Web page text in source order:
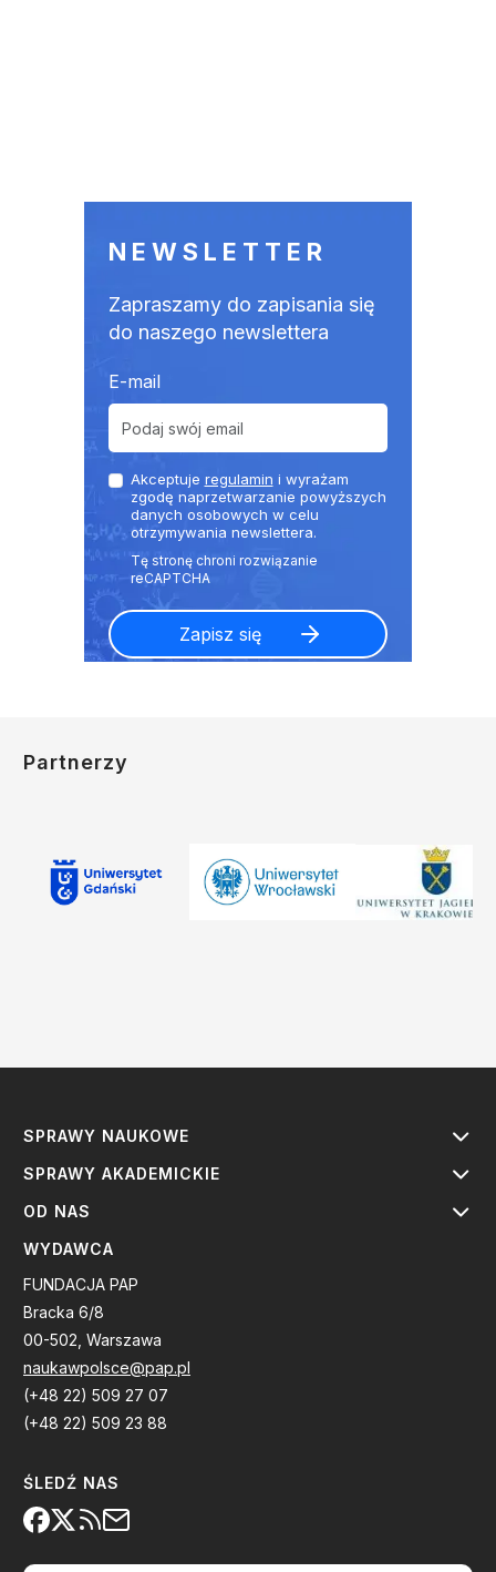
NEWSLETTER
Zapraszamy do zapisania się
do naszego newslettera
E-mail
Akceptuje regulamin i wyrażam
zgodę naprzetwarzanie powyższych
danych osobowych w celu
otrzymywania newslettera.
Partnerzy
SPRAWY NAUKOWE
SPRAWY AKADEMICKIE
OD NAS
WYDAWCA
FUNDACJA PAP
Bracka 6/8
00-502, Warszawa
naukawpolsce@pap.pl
(+48 22) 509 27 07
(+48 22) 509 23 88
ŚLEDŹ NAS